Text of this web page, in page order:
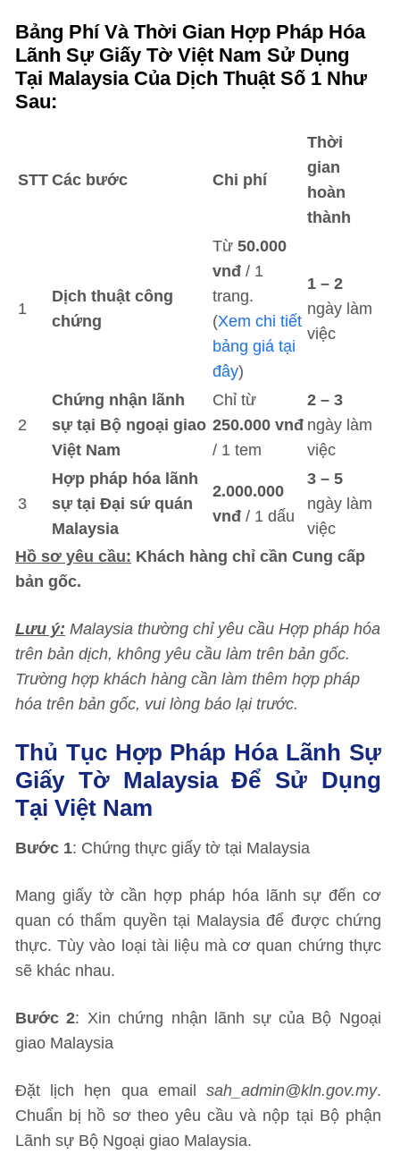
Bảng Phí Và Thời Gian Hợp Pháp Hóa
Lãnh Sự Giấy Tờ Việt Nam Sử Dụng
Tại Malaysia Của Dịch Thuật Số 1 Như
Sau:
STT Các bước Chi phí
Thời
gian
hoàn
thành
1
Dịch thuật công
chứng
Từ 50.000
vnđ / 1
trang.
(Xem chi tiết
bảng giá tại
đây)
1 – 2
ngày làm
việc
2
Chứng nhận lãnh
sự tại Bộ ngoại giao
Việt Nam
Chỉ từ
250.000 vnđ
/ 1 tem
2 – 3
ngày làm
việc
3
Hợp pháp hóa lãnh
sự tại Đại sứ quán
Malaysia
2.000.000
vnđ / 1 dấu
3 – 5
ngày làm
việc
Hồ sơ yêu cầu: Khách hàng chỉ cần Cung cấp
bản gốc.
Lưu ý: Malaysia thường chỉ yêu cầu Hợp pháp hóa
trên bản dịch, không yêu cầu làm trên bản gốc.
Trường hợp khách hàng cần làm thêm hợp pháp
hóa trên bản gốc, vui lòng báo lại trước.
Thủ Tục Hợp Pháp Hóa Lãnh Sự
Giấy Tờ Malaysia Để Sử Dụng
Tại Việt Nam
Bước 1: Chứng thực giấy tờ tại Malaysia
Mang giấy tờ cần hợp pháp hóa lãnh sự đến cơ
quan có thẩm quyền tại Malaysia để được chứng
thực. Tùy vào loại tài liệu mà cơ quan chứng thực
sẽ khác nhau.
Bước 2: Xin chứng nhận lãnh sự của Bộ Ngoại
giao Malaysia
Đặt lịch hẹn qua email sah_admin@kln.gov.my.
Chuẩn bị hồ sơ theo yêu cầu và nộp tại Bộ phận
Lãnh sự Bộ Ngoại giao Malaysia.